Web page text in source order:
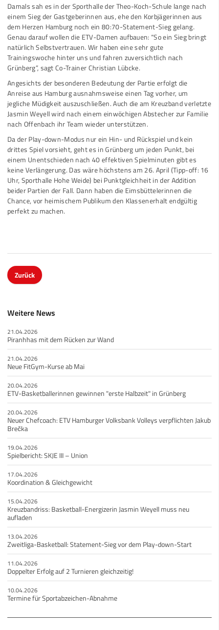
Damals sah es in der Sporthalle der Theo-Koch-Schule lange nach
einem Sieg der Gastgeberinnen aus, ehe den Korbjägerinnen aus
dem Herzen Hamburg noch ein 80:70-Statement-Sieg gelang.
Genau darauf wollen die ETV-Damen aufbauen: “So ein Sieg bringt
natürlich Selbstvertrauen. Wir haben eine sehr gute
Trainingswoche hinter uns und fahren zuversichtlich nach
Grünberg”, sagt Co-Trainer Christian Lübcke.
Angesichts der besonderen Bedeutung der Partie erfolgt die
Anreise aus Hamburg ausnahmsweise einen Tag vorher, um
jegliche Müdigkeit auszuschließen. Auch dieam Kreuzband verletzte
Jasmin Weyellwird nach einem einwöchigen Abstecher zur Familie
nach Offenbach ihr Team wieder unterstützen.
Da der Play-down-Modus nur ein Hin- und Rückspiel und kein
drittes Spiel vorsieht, geht es in Grünberg um jeden Punkt, bei
einem Unentschieden nach 40 effektiven Spielminuten gibt es
keine Verlängerung. Das wäre höchstens am 26. April (Tipp-off: 16
Uhr, Sporthalle Hohe Weide) bei Punktgleichheit in der Addition
beider Partien der Fall. Dann haben die Eimsbüttelerinnen die
Chance, vor heimischem Publikum den Klassenerhalt endgültig
perfekt zu machen.
Zurück
Weitere News
21.04.2026
Piranhhas mit dem Rücken zur Wand
21.04.2026
Neue FitGym-Kurse ab Mai
20.04.2026
ETV-Basketballerinnen gewinnen "erste Halbzeit" in Grünberg
20.04.2026
Neuer Chefcoach: ETV Hamburger Volksbank Volleys verpflichten Jakub
Brečka
19.04.2026
Spielbericht: SKJE III – Union
17.04.2026
Koordination & Gleichgewicht
15.04.2026
Kreuzbandriss: Basketball-Energizerin Jasmin Weyell muss neu
aufladen
13.04.2026
Zweitliga-Basketball: Statement-Sieg vor dem Play-down-Start
11.04.2026
Doppelter Erfolg auf 2 Turnieren gleichzeitig!
10.04.2026
Termine für Sportabzeichen-Abnahme